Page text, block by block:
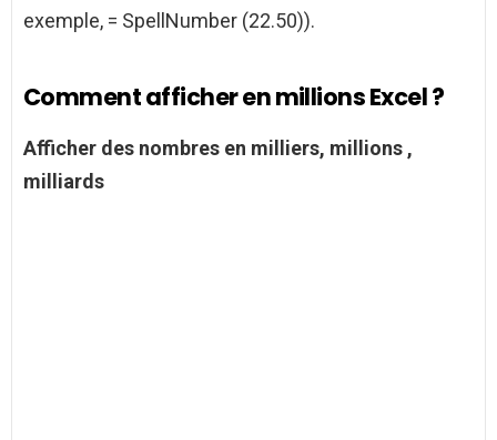
exemple, = SpellNumber (22.50)).
Comment afficher en millions Excel ?
Afficher des nombres en milliers, millions ,
milliards